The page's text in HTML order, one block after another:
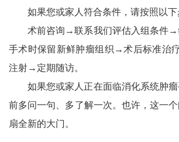
如果您或家人符合条件，请按照以下
术前咨询→联系我们评估入组条件
手术时保留新鲜肿瘤组织→术后标准治
注射→定期随访。
如果您或家人正在面临消化系统肿
前多问一句、多了解一次。也许，这一
扇全新的大门。